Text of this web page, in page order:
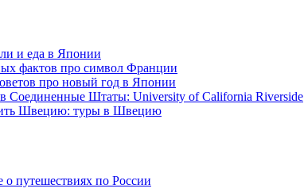
и еда в Японии
фактов про символ Франции
про новый год в Японии
Соединенные Штаты: University of California Riverside
Швецию: туры в Швецию
путешествиях по России